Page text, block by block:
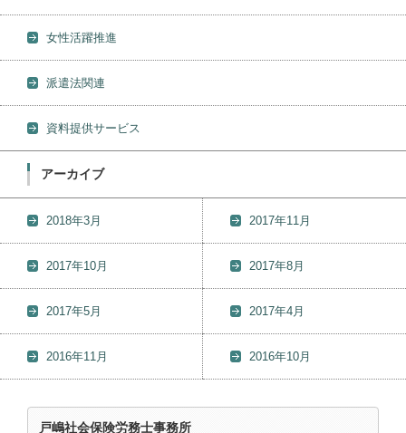
女性活躍推進
派遣法関連
資料提供サービス
アーカイブ
2018年3月 2017年11月
2017年10月 2017年8月
2017年5月 2017年4月
2016年11月 2016年10月
戸嶋社会保険労務士事務所